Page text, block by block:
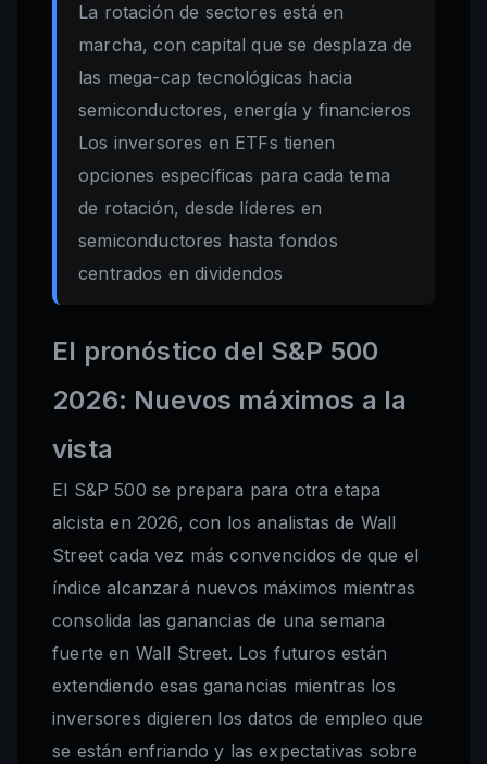
La rotación de sectores está en
marcha, con capital que se desplaza de
las mega-cap tecnológicas hacia
semiconductores, energía y financieros
Los inversores en ETFs tienen
opciones específicas para cada tema
de rotación, desde líderes en
semiconductores hasta fondos
centrados en dividendos
El pronóstico del S&P 500
2026: Nuevos máximos a la
vista
El S&P 500 se prepara para otra etapa
alcista en 2026, con los analistas de Wall
Street cada vez más convencidos de que el
índice alcanzará nuevos máximos mientras
consolida las ganancias de una semana
fuerte en Wall Street. Los futuros están
extendiendo esas ganancias mientras los
inversores digieren los datos de empleo que
se están enfriando y las expectativas sobre